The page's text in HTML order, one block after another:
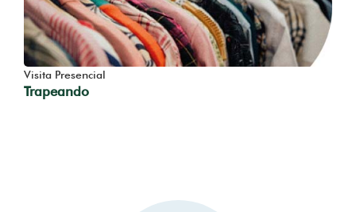
Visita Presencial
Trapeando